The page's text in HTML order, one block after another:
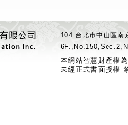
104 台北市中山區
本網站智慧財產權
未經正式書面授權